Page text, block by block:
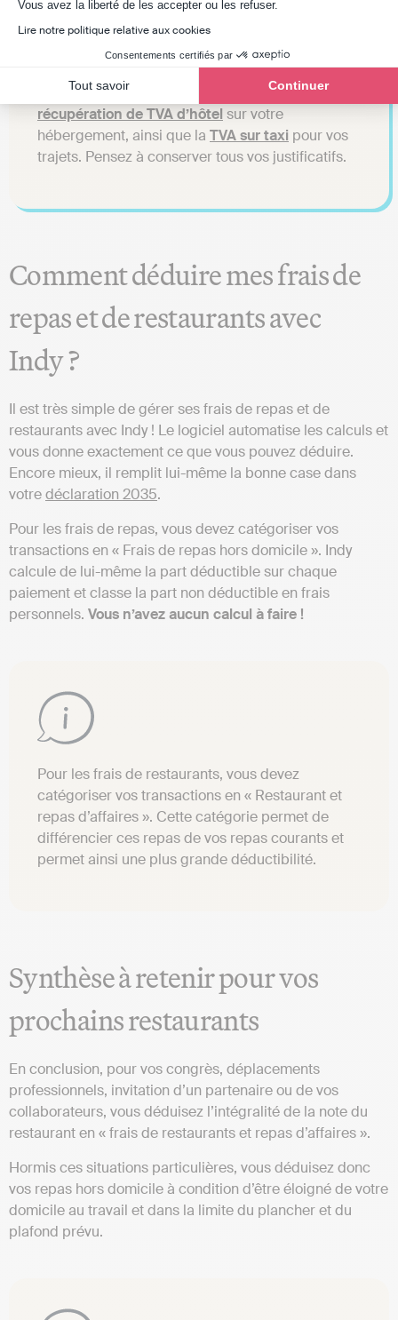
Vous avez la liberté de les accepter ou les refuser.
Lire notre politique relative aux cookies
Consentements certifiés par
Tout savoir Continuer
Dans le cadre d’un déplacement professionnel
(séminaire, congrès), d’autres dépenses ouvrent
également droit à récupération de TVA : la
récupération de TVA d’hôtel sur votre
hébergement, ainsi que la TVA sur taxi pour vos
trajets. Pensez à conserver tous vos justificatifs.
Comment déduire mes frais de
repas et de restaurants avec
Indy ?
Il est très simple de gérer ses frais de repas et de
restaurants avec Indy ! Le logiciel automatise les calculs et
vous donne exactement ce que vous pouvez déduire.
Encore mieux, il remplit lui-même la bonne case dans
votredéclaration 2035.
Pour les frais de repas, vous devez catégoriser vos
transactions en « Frais de repas hors domicile ». Indy
calcule de lui-même la part déductible sur chaque
paiement et classe la part non déductible en frais
personnels. Vous n’avez aucun calcul à faire !
Pour les frais de restaurants, vous devez
catégoriser vos transactions en « Restaurant et
repas d’affaires ». Cette catégorie permet de
différencier ces repas de vos repas courants et
permet ainsi une plus grande déductibilité.
Synthèse à retenir pour vos
prochains restaurants
En conclusion, pour vos congrès, déplacements
professionnels, invitation d’un partenaire ou de vos
collaborateurs, vous déduisez l’intégralité de la note du
restaurant en « frais de restaurants et repas d’affaires ».
Hormis ces situations particulières, vous déduisez donc
vos repas hors domicile à condition d’être éloigné de votre
domicile au travail et dans la limite du plancher et du
plafond prévu.